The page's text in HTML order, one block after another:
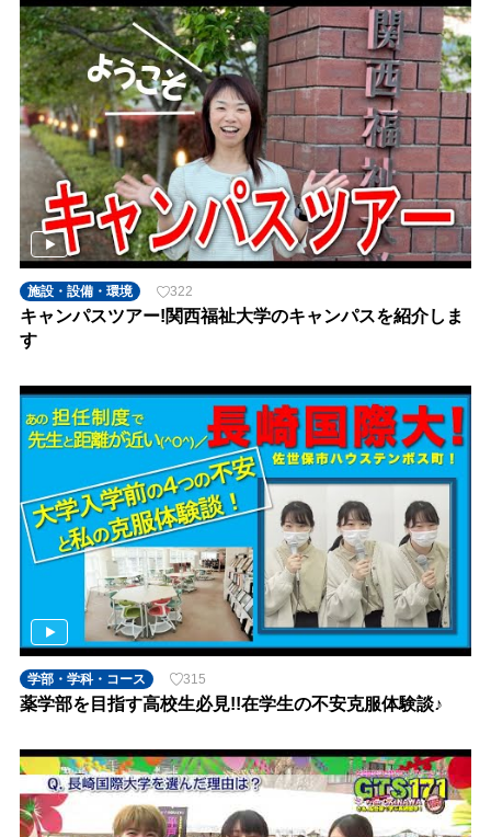
施設・設備・環境 322
キャンパスツアー!関西福祉大学のキャンパスを紹介しま
す
学部・学科・コース 315
薬学部を目指す高校生必見!!在学生の不安克服体験談♪